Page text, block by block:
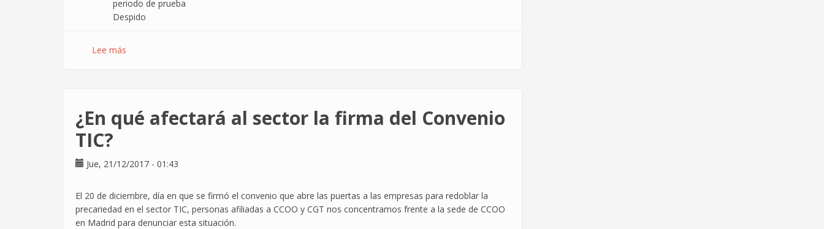
periodo de prueba
Despido
Lee más
nuevo
El
de
prueba.
¿En qué afectará al sector la firma del Convenio
TIC?
Jue, 21/12/2017 - 01:43
El 20 de diciembre, día en que se firmó el convenio que abre las puertas a las empresas para redoblar la
precariedad en el sector TIC, personas afiliadas a CCOO y CGT nos concentramos frente a la sede de CCOO
en Madrid para denunciar esta situación.